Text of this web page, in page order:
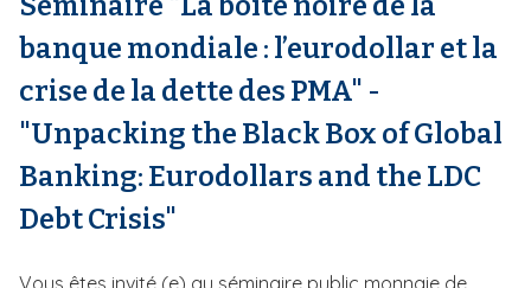
banque mondiale : l’eurodollar et la
crise de la dette des PMA" -
"Unpacking the Black Box of Global
Banking: Eurodollars and the LDC
Debt Crisis"
Vous êtes invité (e) au séminaire public monnaie de